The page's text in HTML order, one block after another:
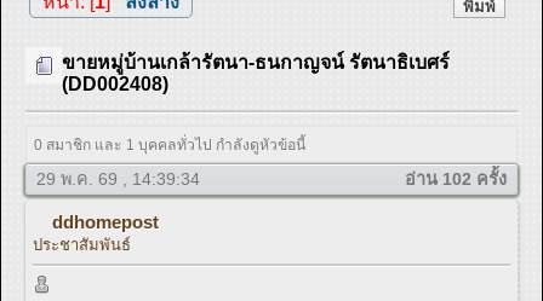
พิมพ์
ขายหมู่บ้านเกล้ารัตนา-ธนกาญจน์ รัตนาธิเบศร์
(DD002408)
0 สมาชิก และ 1 บุคคลทั่วไป กำลังดูหัวข้อนี้
29 พ.ค. 69 , 14:39:34 อ่าน 102 ครั้ง
ddhomepost
ประชาสัมพันธ์